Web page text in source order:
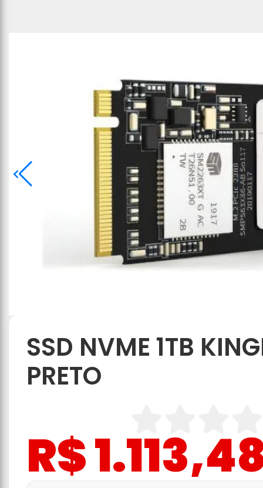
SSD NVME 1TB
PRETO
R$